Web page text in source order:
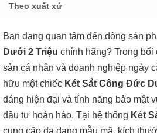
Theo xuất xứ
Bạn đang quan tâm đến dòng sản
Dưới 2 Triệu chính hãng? Trong bối
sản cá nhân và doanh nghiệp ngày
hữu một chiếc Két Sắt Công Đức
dáng hiện đại và tính năng bảo mật
đầu tư hoàn hảo. Tại hệ thống Két
cung cấp đa dạng mẫu mã, kích